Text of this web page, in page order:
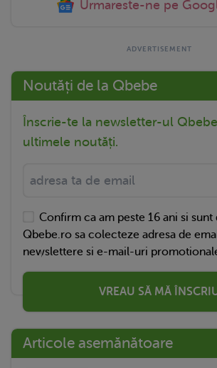
Urmareste-ne pe
Noutăți de la Qbebe
Înscrie-te la newsletter-ul
ultimele noutăți.
Confirm ca am peste 16 ani si
Qbebe.ro sa colecteze adresa de
newslettere si e-mail-uri
VREAU SĂ MĂ
Articole asemănătoare